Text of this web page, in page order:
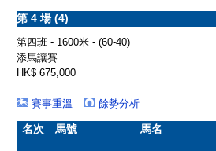
第 4 場 (4)
第四班 - 1600米 - (60-40)
添馬讓賽
HK$ 675,000
賽事重溫
餘勢分析
名次 馬號 馬名